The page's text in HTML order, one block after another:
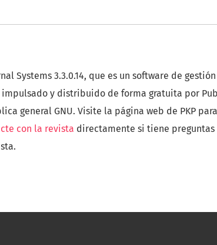
Systems 3.3.0.14, que es un software de
y distribuido de forma gratuita por
general GNU. Visite la página web de PKP para
con la revista directamente si tiene